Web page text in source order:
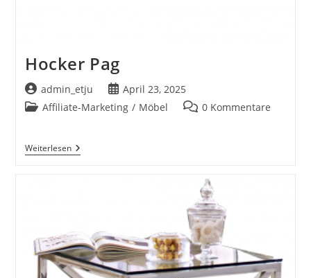
Hocker Pag
Beitrags-
Autor:
admin_etju
Beitrag
veröffentlicht:
April 23, 2025
Beitrags-
Affiliate-Marketing / Möbel
Beitrags-
0 Kommentare
WeiterlesenHocker
Pag